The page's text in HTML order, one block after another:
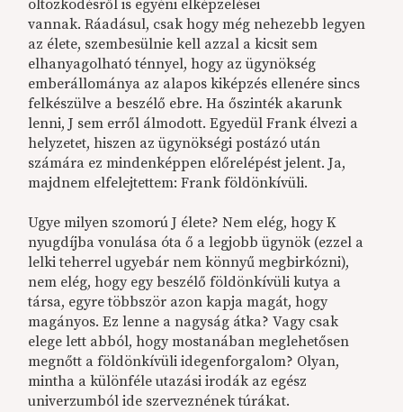
öltözködésről is egyéni elképzelései
vannak. Ráadásul, csak hogy még nehezebb legyen
az élete, szembesülnie kell azzal a kicsit sem
elhanyagolható ténnyel, hogy az ügynökség
emberállománya az alapos kiképzés ellenére sincs
felkészülve a beszélő ebre. Ha őszinték akarunk
lenni, J sem erről álmodott. Egyedül Frank élvezi a
helyzetet, hiszen az ügynökségi postázó után
számára ez mindenképpen előrelépést jelent. Ja,
majdnem elfelejtettem: Frank földönkívüli.
Ugye milyen szomorú J élete? Nem elég, hogy K
nyugdíjba vonulása óta ő a legjobb ügynök (ezzel a
lelki teherrel ugyebár nem könnyű megbirkózni),
nem elég, hogy egy beszélő földönkívüli kutya a
társa, egyre többször azon kapja magát, hogy
magányos. Ez lenne a nagyság átka? Vagy csak
elege lett abból, hogy mostanában meglehetősen
megnőtt a földönkívüli idegenforgalom? Olyan,
mintha a különféle utazási irodák az egész
univerzumból ide szerveznének túrákat.